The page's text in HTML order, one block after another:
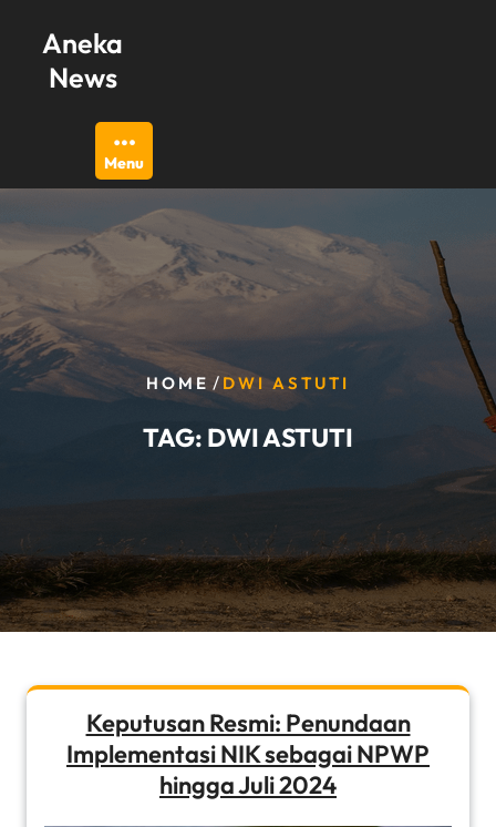
content
Aneka
News
Menu
HOME / DWI ASTUTI
TAG: DWI ASTUTI
Keputusan Resmi: Penundaan
Implementasi NIK sebagai NPWP
hingga Juli 2024